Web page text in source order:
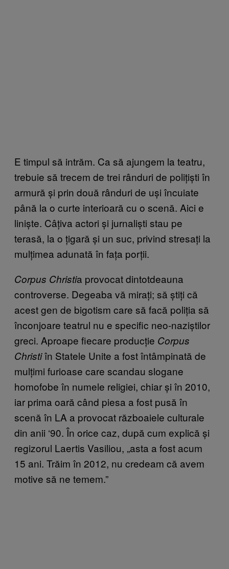
E timpul să intrăm. Ca să ajungem la teatru,
trebuie să trecem de trei rânduri de polițiști în
armură și prin două rânduri de uși încuiate
până la o curte interioară cu o scenă. Aici e
liniște. Câțiva actori și jurnaliști stau pe
terasă, la o țigară și un suc, privind stresați la
mulțimea adunată în fața porții.
Corpus Christia provocat dintotdeauna
controverse. Degeaba vă mirați; să știți că
acest gen de bigotism care să facă poliția să
înconjoare teatrul nu e specific neo-naziștilor
greci. Aproape fiecare producție Corpus
Christiîn Statele Unite a fost întâmpinată de
mulțimi furioase care scandau slogane
homofobe în numele religiei, chiar și în 2010,
iar prima oară când piesa a fost pusă în
scenă în LA a provocat războaiele culturale
din anii ‘90. În orice caz, după cum explică și
regizorul Laertis Vasiliou, „asta a fost acum
15 ani. Trăim în 2012, nu credeam că avem
motive să ne temem.”